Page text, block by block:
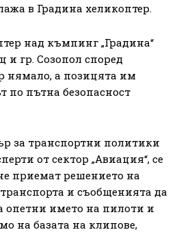
в Градина хеликоптер.
над къмпинг „Градина“
и гр. Созопол според
нямало, а позицята им
по пътна безопасност
за транспортни политики
от сектор „Авиация“, се
приемат решението на
и съобщенията да
опетни името на пилоти и
на базата на клипове,